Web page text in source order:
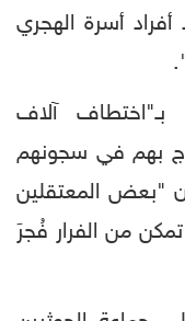
أسرة الهجري
بـ"اختطاف آلاف
بهم في سجونهم
"بعض المعتقلين
من الفرار فُجرَ